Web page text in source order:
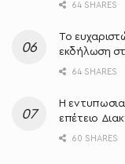
64 SHARES
Το
εκδήλωση
64 SHARES
Η
επέτειο
60 SHARES